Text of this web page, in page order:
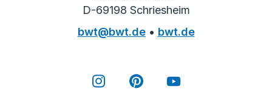
D-69198 Schriesheim
bwt@bwt.de• bwt.de